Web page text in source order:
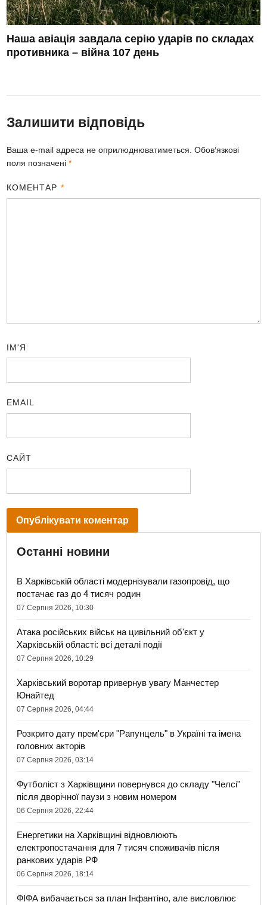
Наша авіація завдала серію ударів по складах
противника – війна 107 день
Залишити відповідь
Ваша e-mail адреса не оприлюднюватиметься. Обов’язкові
поля позначені*
КОМЕНТАР *
ІМ'Я
EMAIL
САЙТ
Останні новини
В Харківській області модернізували газопровід, що
постачає газ до 4 тисяч родин
07 Серпня 2026, 10:30
Атака російських військ на цивільний об'єкт у
Харківській області: всі деталі події
07 Серпня 2026, 10:29
Харківський воротар привернув увагу Манчестер
Юнайтед
07 Серпня 2026, 04:44
Розкрито дату прем'єри "Рапунцель" в Україні та імена
головних акторів
07 Серпня 2026, 03:14
Футболіст з Харківщини повернувся до складу "Челсі"
після дворічної паузи з новим номером
06 Серпня 2026, 22:44
Енергетики на Харківщині відновлюють
електропостачання для 7 тисяч споживачів після
ранкових ударів РФ
06 Серпня 2026, 18:14
ФІФА вибачається за план Інфантіно, але висловлює